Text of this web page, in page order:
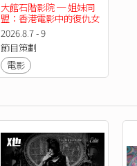
大館石階影院 ─ 姐妹同
盟：香港電影中的復仇女
性（2026年8月）
2026.8.7 - 9
節目策劃
電影